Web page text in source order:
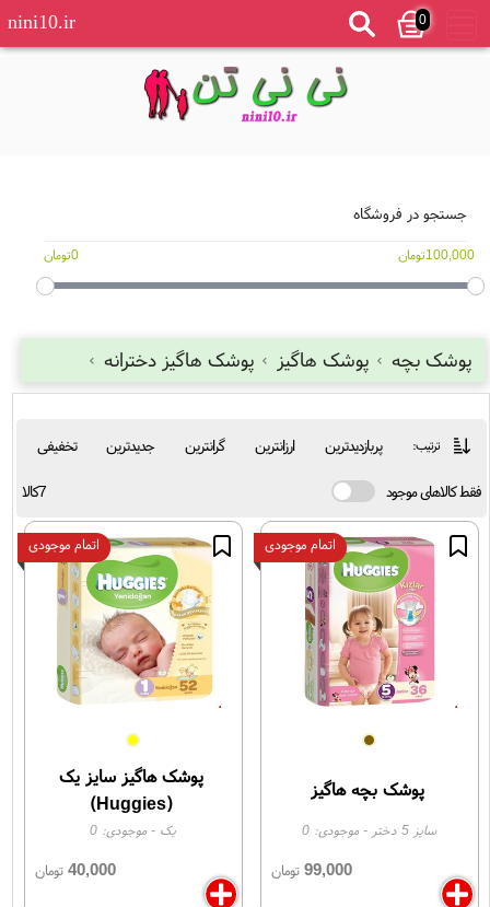
0
nini10.ir
جستجو در فروشگاه
100,000تومان 0تومان
پوشک بچه پوشک هاگیز پوشک هاگیز دخترانه
ترتیب: پربازدیدترین ارزانترین گرانترین جدیدترین تخفیفی
فقط کالاهای موجود 7کالا
پوشک بچه هاگیز
سایز 5 دختر - موجودی: 0
99,000 تومان
اتمام موجودی
پوشک هاگیز سایز یک
(Huggies)
یک - موجودی: 0
40,000تومان
اتمام موجودی